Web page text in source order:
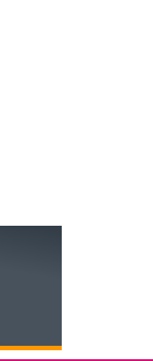
es falls